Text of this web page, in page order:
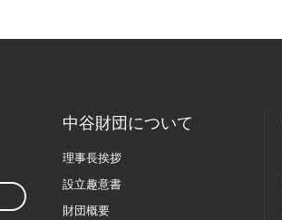
中谷財団について
理事長挨拶
設立趣意書
財団概要